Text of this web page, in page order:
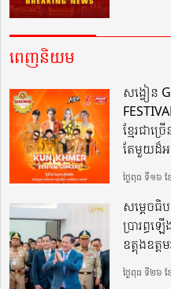
ពេញនិយម
សង្វៀន
ខ្មែរជាច្
តែមួយដ៏អ
ថ្ងៃពុធ ទី១៦
សម្តេចធិ
ប្រារព្ធឡ
ឧត្តុងឧត្
ថ្ងៃពុធ ទី២៦